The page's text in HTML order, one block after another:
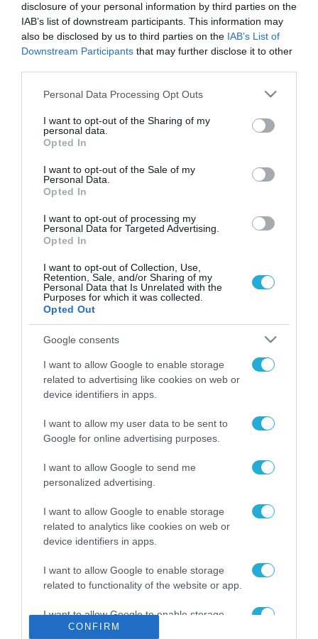
disclosure of your personal information by third parties on the
IAB’s list of downstream participants. This information may
also be disclosed by us to third parties on the IAB’s List of
Downstream Participants that may further disclose it to other
Please note that this website/app uses one or more Google
not limited to your visit or usage behaviour. You may click to
grant or deny consent to Google and its third-party tags to
use your data for below specified purposes in below Google
consent section.
Personal Data Processing Opt Outs
I want to opt-out of the Sharing of my
personal data.
Opted In
I want to opt-out of the Sale of my
Personal Data.
Opted In
I want to opt-out of processing my
Personal Data for Targeted Advertising.
Opted In
I want to opt-out of Collection, Use,
Retention, Sale, and/or Sharing of my
Personal Data that Is Unrelated with the
Purposes for which it was collected.
Opted Out
Google consents
I want to allow Google to enable storage
related to advertising like cookies on web or
device identifiers in apps.
I want to allow my user data to be sent to
Google for online advertising purposes.
I want to allow Google to send me
personalized advertising.
I want to allow Google to enable storage
related to analytics like cookies on web or
device identifiers in apps.
I want to allow Google to enable storage
related to functionality of the website or app.
I want to allow Google to enable storage
related to personalization.
CONFIRM
ΡΟΗ ΕΙΔΗΣΕΩΝ
Το χρηματοδοτούμενο
από την ΕΕ έργο “The
Gaming Police”
ενισχύει την ασφάλεια
των παιδιών στο
31.07.2026
ΑΑΔΕ: Διευκρινίσεις
για τα πρόστιμα σε
παραβάσεις που
31.07.2026
Τεχνητή Νοημοσύνη
δεν είναι απλώς μια
νέα τεχνολογία, είναι
επανάσταση»
31.07.2026
Νέος οδηγός του ΕΚΤ
για τη χρηματοδότηση
των ελληνικών
επιχειρήσεων στον
χώρο της άμυνας